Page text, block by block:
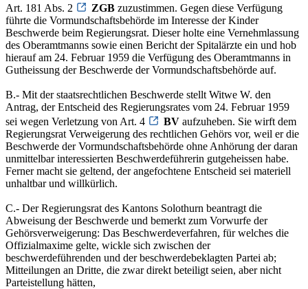
Art. 181 Abs. 2
ZGB zuzustimmen. Gegen diese Verfügung
führte die Vormundschaftsbehörde im Interesse der Kinder
Beschwerde beim Regierungsrat. Dieser holte eine Vernehmlassung
des Oberamtmanns sowie einen Bericht der Spitalärzte ein und hob
hierauf am 24. Februar 1959 die Verfügung des Oberamtmanns in
Gutheissung der Beschwerde der Vormundschaftsbehörde auf.
B.- Mit der staatsrechtlichen Beschwerde stellt Witwe W. den
Antrag, der Entscheid des Regierungsrates vom 24. Februar 1959
sei wegen Verletzung von Art. 4
BV aufzuheben. Sie wirft dem
Regierungsrat Verweigerung des rechtlichen Gehörs vor, weil er die
Beschwerde der Vormundschaftsbehörde ohne Anhörung der daran
unmittelbar interessierten Beschwerdeführerin gutgeheissen habe.
Ferner macht sie geltend, der angefochtene Entscheid sei materiell
unhaltbar und willkürlich.
C.- Der Regierungsrat des Kantons Solothurn beantragt die
Abweisung der Beschwerde und bemerkt zum Vorwurfe der
Gehörsverweigerung: Das Beschwerdeverfahren, für welches die
Offizialmaxime gelte, wickle sich zwischen der
beschwerdeführenden und der beschwerdebeklagten Partei ab;
Mitteilungen an Dritte, die zwar direkt beteiligt seien, aber nicht
Parteistellung hätten,